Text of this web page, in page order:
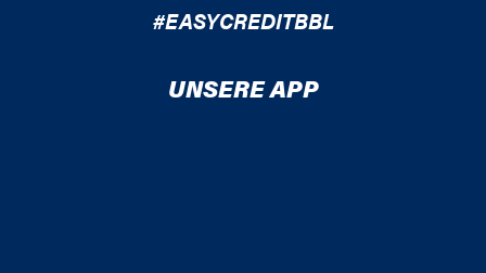
#EASYCREDITBBL
UNSERE APP